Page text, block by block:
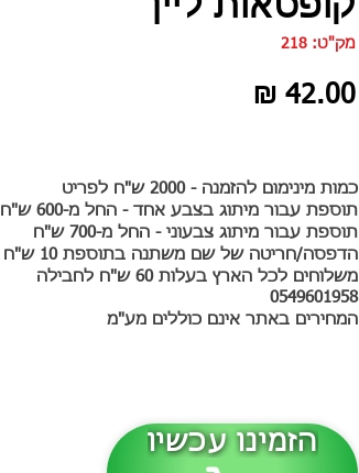
קופסאות ליין
מק"ט: 218
הזמינו עכשיו
כמות מינימום להזמנה - 2000 ש"ח לפריט
תוספת עבור מיתוג בצבע אחד - החל מ-600 ש"ח
תוספת עבור מיתוג צבעוני - החל מ-700 ש"ח
הדפסה/חריטה של שם משתנה בתוספת 10 ש"ח לכל שם
משלוחים לכל הארץ בעלות 60 ש"ח לחבילה
0549601958
המחירים באתר אינם כוללים מע"מ